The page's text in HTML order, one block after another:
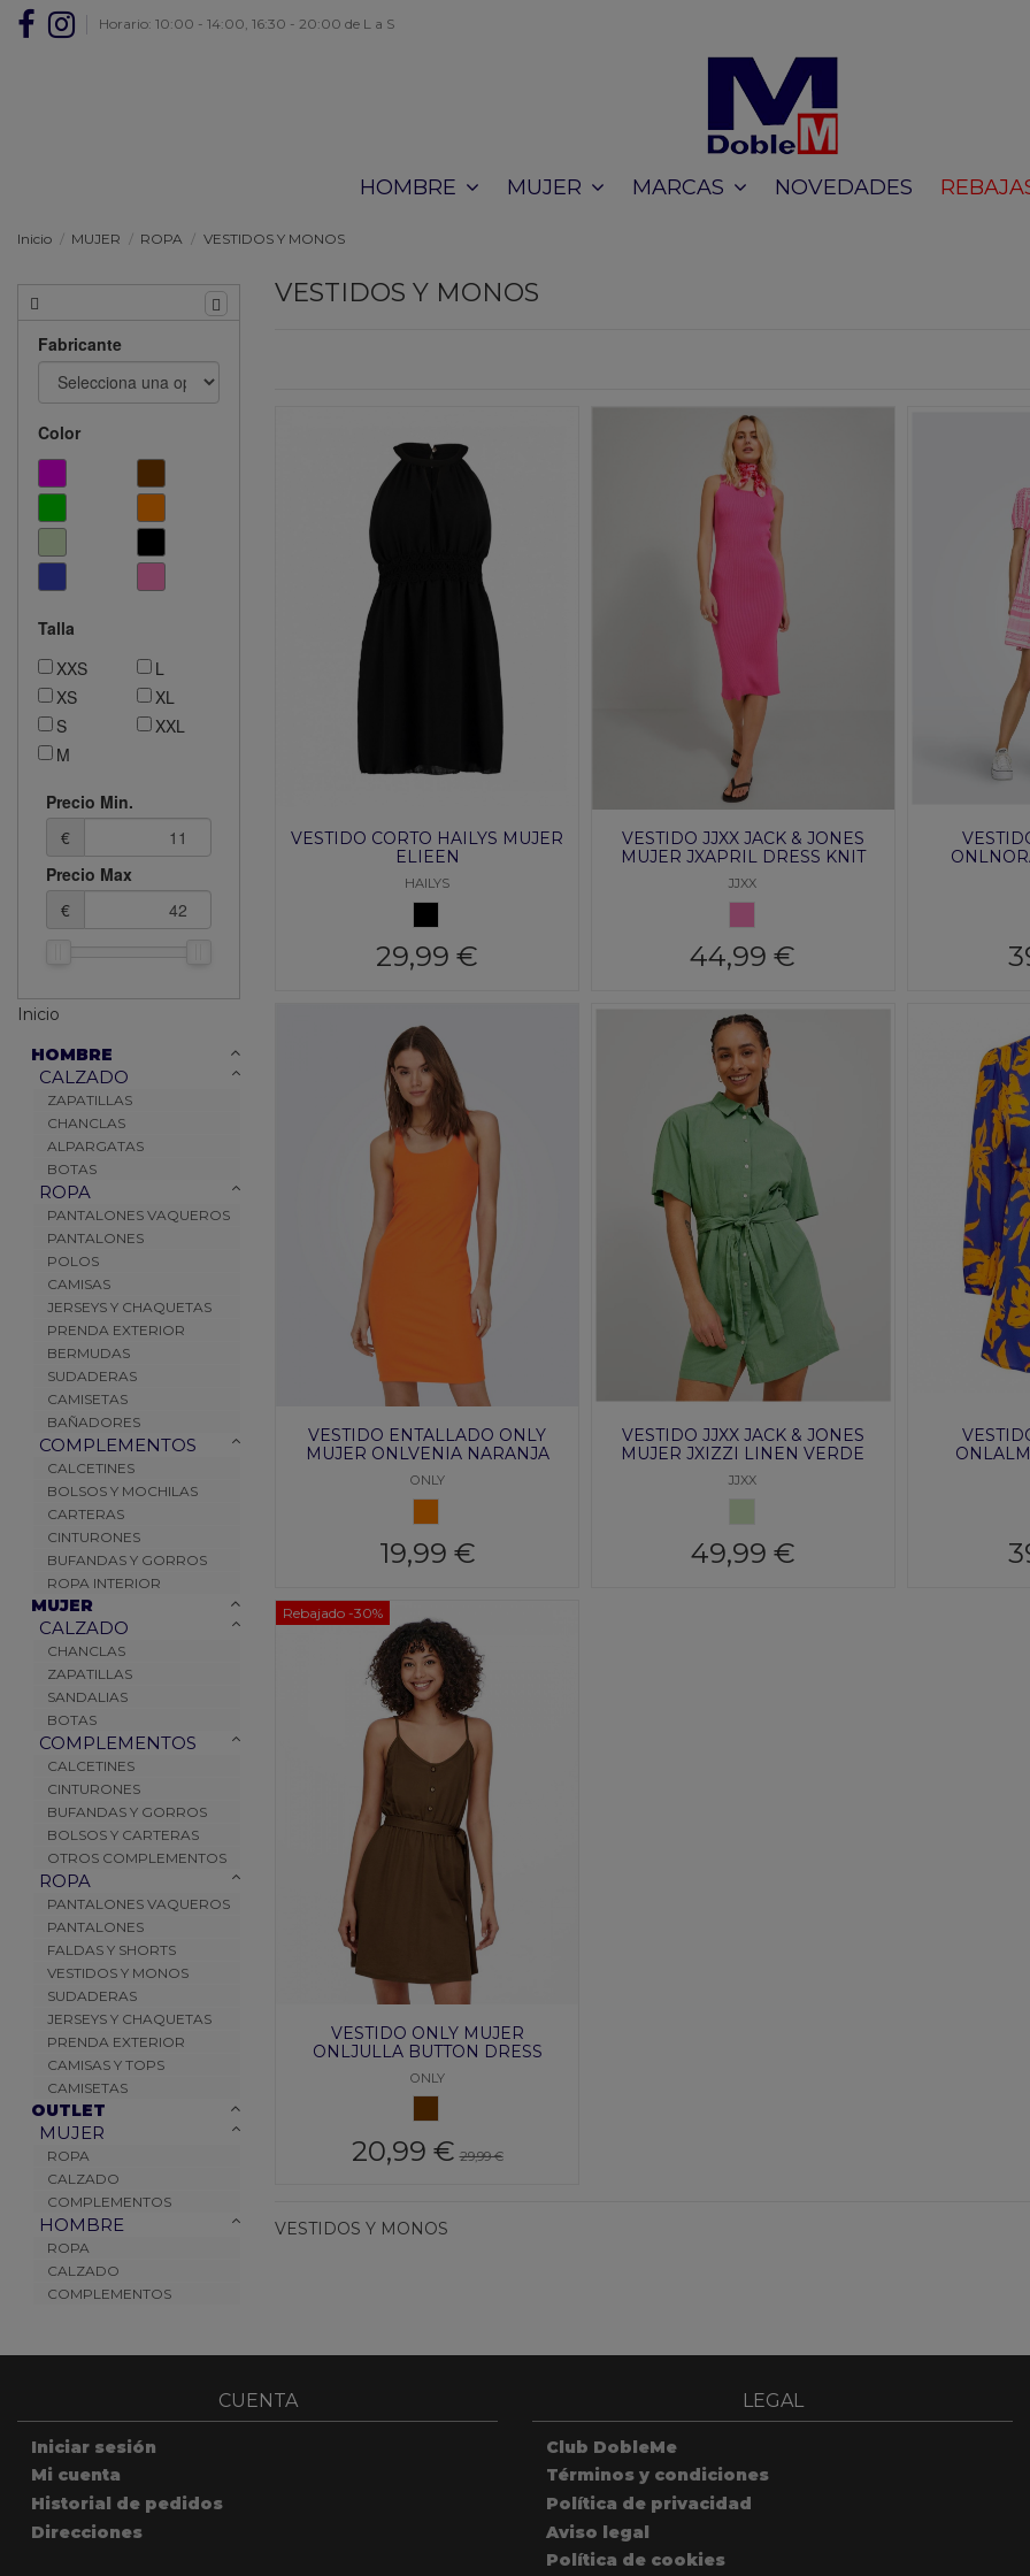
Horario: 10:00 - 14:00, 16:30 - 20:00 de L a S
HOMBRE MUJER MARCAS NOVEDADES
Inicio MUJER ROPA VESTIDOS Y MONOS
VESTIDOS Y MONOS
VESTIDO CORTO HAILYS MUJER
ELIEEN
HAILYS
29,99 €
VESTIDO JJXX JACK & JONES
MUJER JXAPRIL DRESS KNIT
JJXX
44,99 €
VESTIDO ENTALLADO ONLY
MUJER ONLVENIA NARANJA
ONLY
19,99 €
VESTIDO JJXX JACK & JONES
MUJER JXIZZI LINEN VERDE
CLARO 3
JJXX
49,99 €
Rebajado -30%
VESTIDO ONLY MUJER
ONLJULLA BUTTON DRESS
MARRON
ONLY
20,99 € 29,99 €
VESTIDOS Y MONOS
Fabricante
Color
Talla
XXS
XS
S
M
L
XL
XXL
Precio Min.
€
Precio Max
€
Inicio
HOMBRE
CALZADO
ZAPATILLAS
CHANCLAS
ALPARGATAS
BOTAS
ROPA
PANTALONES VAQUEROS
PANTALONES
POLOS
CAMISAS
JERSEYS Y CHAQUETAS
PRENDA EXTERIOR
BERMUDAS
SUDADERAS
CAMISETAS
BAÑADORES
COMPLEMENTOS
CALCETINES
BOLSOS Y MOCHILAS
CARTERAS
CINTURONES
BUFANDAS Y GORROS
ROPA INTERIOR
MUJER
CALZADO
CHANCLAS
ZAPATILLAS
SANDALIAS
BOTAS
COMPLEMENTOS
CALCETINES
CINTURONES
BUFANDAS Y GORROS
BOLSOS Y CARTERAS
OTROS COMPLEMENTOS
ROPA
PANTALONES VAQUEROS
PANTALONES
FALDAS Y SHORTS
VESTIDOS Y MONOS
SUDADERAS
JERSEYS Y CHAQUETAS
PRENDA EXTERIOR
CAMISAS Y TOPS
CAMISETAS
OUTLET
MUJER
ROPA
CALZADO
COMPLEMENTOS
HOMBRE
ROPA
CALZADO
COMPLEMENTOS
CUENTA
Iniciar sesión
Mi cuenta
Historial de pedidos
Direcciones
LEGAL
Club DobleMe
Términos y condiciones
Política de privacidad
Aviso legal
Política de cookies